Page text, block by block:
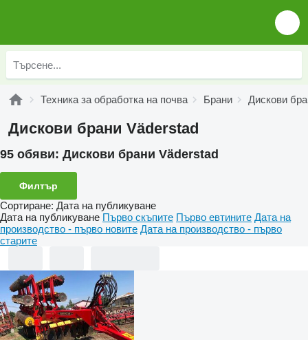
Техника за обработка на почва Брани Дискови
Дискови брани Väderstad
95 обяви: Дискови брани Väderstad
Филтър
Сортиране: Дата на публикуване
Дата на публикуване Първо скъпите Първо евтините Дата на
производство - първо новите Дата на производство - първо
старите